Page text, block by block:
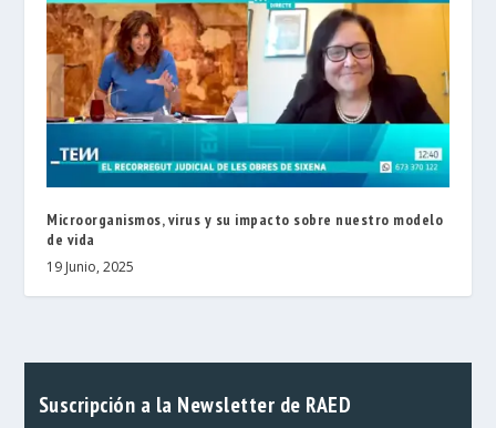
Microorganismos, virus y su impacto sobre nuestro modelo
de vida
19 Junio, 2025
Suscripción a la Newsletter de RAED